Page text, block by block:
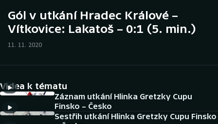
Hokej
Cyklistika
DALŠÍ SPORTY
Gól v utkání Hradec Králové –
Vítkovice: Lakatoš – 0:1 (5. min.)
11. 11. 2020
Videa k tématu
Záznam utkání Hlinka Gretzky Cupu
Finsko – Česko
Sestřih utkání Hlinka Gretzky Cupu Finsko